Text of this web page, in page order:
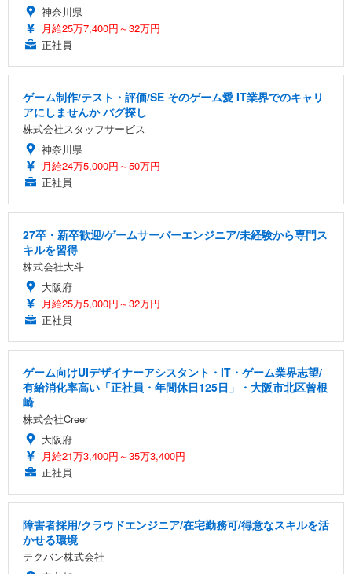
神奈川県
月給25万7,400円～32万円
正社員
ゲーム制作/テスト・評価/SE そのゲーム愛 IT業界でのキャリ
アにしませんか バグ探し
株式会社スタッフサービス
神奈川県
月給24万5,000円～50万円
正社員
27卒・新卒歓迎/ゲームサーバーエンジニア/未経験から専門ス
キルを習得
株式会社大斗
大阪府
月給25万5,000円～32万円
正社員
ゲーム向けUIデザイナーアシスタント・IT・ゲーム業界志望/
有給消化率高い「正社員・年間休日125日」・大阪市北区曾根
崎
株式会社Creer
大阪府
月給21万3,400円～35万3,400円
正社員
障害者採用/クラウドエンジニア/在宅勤務可/得意なスキルを活
かせる環境
テクバン株式会社